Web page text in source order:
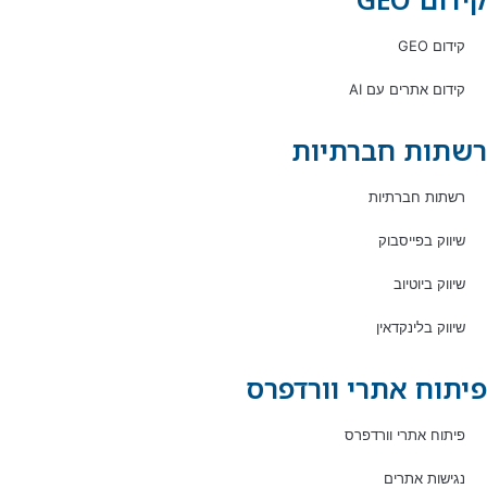
קידום GEO
קידום אתרים עם AI
רשתות חברתיות
רשתות חברתיות
שיווק בפייסבוק
שיווק ביוטיוב
שיווק בלינקדאין
פיתוח אתרי וורדפרס
פיתוח אתרי וורדפרס
נגישות אתרים